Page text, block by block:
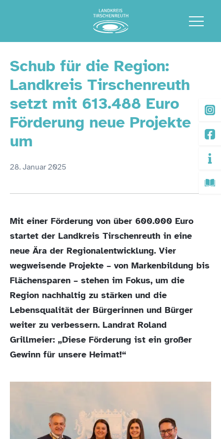
Schub für die Region:
Landkreis Tirschenreuth
setzt mit 613.488 Euro
Förderung neue Projekte
um
28. Januar 2025
Mit einer Förderung von über 600.000 Euro
startet der Landkreis Tirschenreuth in eine
neue Ära der Regionalentwicklung. Vier
wegweisende Projekte – von Markenbildung bis
Flächensparen – stehen im Fokus, um die
Region nachhaltig zu stärken und die
Lebensqualität der Bürgerinnen und Bürger
weiter zu verbessern. Landrat Roland
Grillmeier: „Diese Förderung ist ein großer
Gewinn für unsere Heimat!“